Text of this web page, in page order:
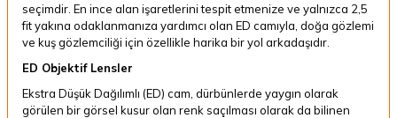
seçimdir. En ince alan işaretlerini tespit etmenize ve yalnızca 2,5
fit yakına odaklanmanıza yardımcı olan ED camıyla, doğa gözlemi
ve kuş gözlemciliği için özellikle harika bir yol arkadaşıdır.
ED Objektif Lensler
Ekstra Düşük Dağılımlı (ED) cam, dürbünlerde yaygın olarak
görülen bir görsel kusur olan renk saçılması olarak da bilinen